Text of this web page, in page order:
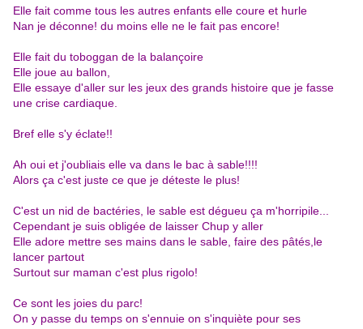
Elle fait comme tous les autres enfants elle coure et hurle
Nan je déconne! du moins elle ne le fait pas encore!
Elle fait du toboggan de la balançoire
Elle joue au ballon,
Elle essaye d'aller sur les jeux des grands histoire que je fasse
une crise cardiaque.
Bref elle s'y éclate!!
Ah oui et j'oubliais elle va dans le bac à sable!!!!
Alors ça c'est juste ce que je déteste le plus!
C'est un nid de bactéries, le sable est dégueu ça m'horripile...
Cependant je suis obligée de laisser Chup y aller
Elle adore mettre ses mains dans le sable, faire des pâtés,le
lancer partout
Surtout sur maman c'est plus rigolo!
Ce sont les joies du parc!
On y passe du temps on s'ennuie on s'inquiète pour ses